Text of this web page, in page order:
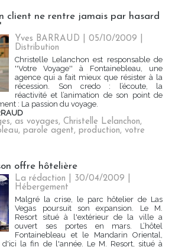
client ne rentre jamais par hasard
Yves BARRAUD | 05/10/2009
Distribution
Christelle Lelanchon est responsable de
''Votre Voyage'' à Fontainebleau, une
agence qui a fait mieux que résister à la
récession. Son credo : l’écoute, la
réactivité et l’animation de son point de
: La passion du voyage.
, as voyages, Christelle Lelanchon,
, parole agent, production, votre
offre hôtelière
La rédaction | 30/04/2009
Hébergement
Malgré la crise, le parc hôtelier de Las
Vegas poursuit son expansion. Le M.
Resort situé à l'extérieur de la ville a
ouvert ses portes en mars. L’hôtel
Fontainebleau et le Mandarin Oriental,
la fin de l'année. Le M. Resort, situé à